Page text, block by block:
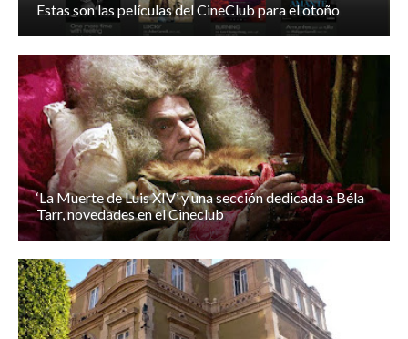
Estas son las películas del CineClub para el otoño
‘La Muerte de Luis XIV’ y una sección dedicada a Béla
Tarr, novedades en el Cineclub